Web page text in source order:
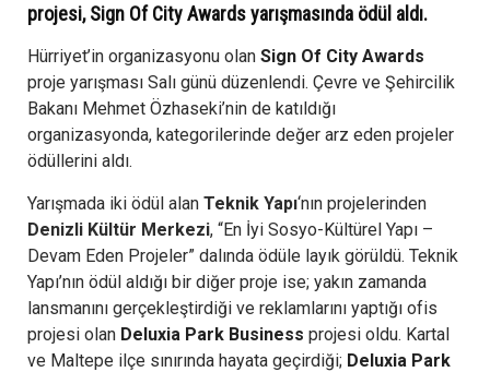
projesi, Sign Of City Awards yarışmasında ödül aldı.
Hürriyet’in organizasyonu olan Sign Of City Awards
proje yarışması Salı günü düzenlendi. Çevre ve Şehircilik
Bakanı Mehmet Özhaseki’nin de katıldığı
organizasyonda, kategorilerinde değer arz eden projeler
ödüllerini aldı.
Yarışmada iki ödül alan Teknik Yapı‘nın projelerinden
Denizli Kültür Merkezi, “En İyi Sosyo-Kültürel Yapı –
Devam Eden Projeler” dalında ödüle layık görüldü. Teknik
Yapı’nın ödül aldığı bir diğer proje ise; yakın zamanda
lansmanını gerçekleştirdiği ve reklamlarını yaptığı ofis
projesi olan Deluxia Park Business projesi oldu. Kartal
ve Maltepe ilçe sınırında hayata geçirdiği; Deluxia Park